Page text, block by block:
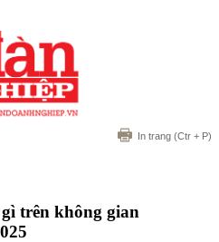
In trang (Ctr + P)
trên không gian